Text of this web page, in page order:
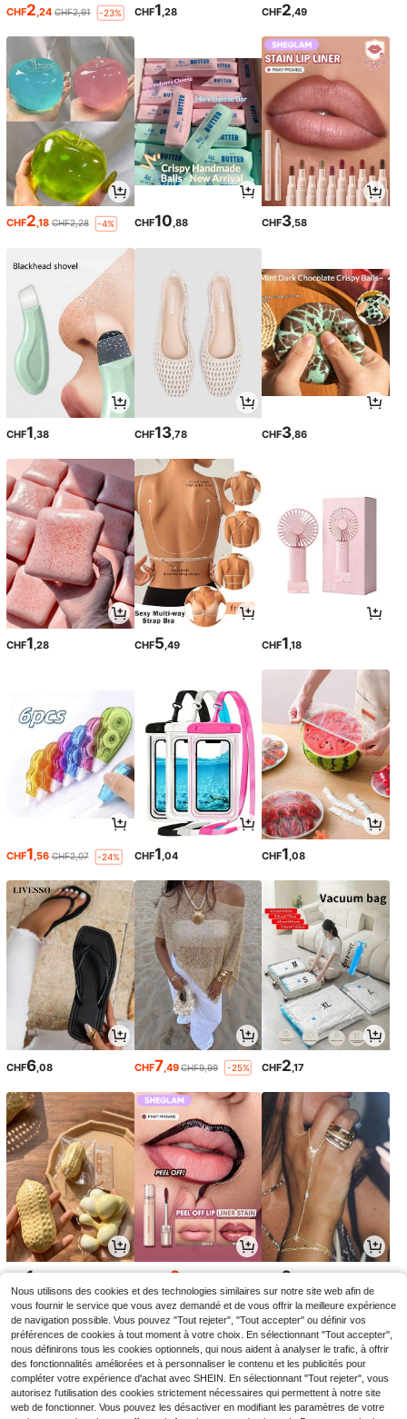
CHF2,24 CHF2,91 -23% CHF1,28 CHF2,49
CHF2,18 CHF2,28 -4% CHF10,88 CHF3,58
CHF1 ,38 CHF13,78 CHF3 ,86
CHF1,28 CHF5,49 CHF1,18
CHF1,56 CHF2,07 -24% CHF1,04 CHF1,08
CHF6 ,08 CHF7 ,49CHF9,99 -25% CHF2 ,17
1 3
-10%
2
Nous utilisons des cookies et des technologies similaires sur notre site web afin de
vous fournir le service que vous avez demandé et de vous offrir la meilleure expérience
de navigation possible. Vous pouvez "Tout rejeter", "Tout accepter" ou définir vos
préférences de cookies à tout moment à votre choix. En sélectionnant "Tout accepter",
nous définirons tous les cookies optionnels, qui nous aident à analyser le trafic, à offrir
des fonctionnalités améliorées et à personnaliser le contenu et les publicités pour
compléter votre expérience d'achat avec SHEIN. En sélectionnant "Tout rejeter", vous
autorisez l'utilisation des cookies strictement nécessaires qui permettent à notre site
web de fonctionner. Vous pouvez les désactiver en modifiant les paramètres de votre